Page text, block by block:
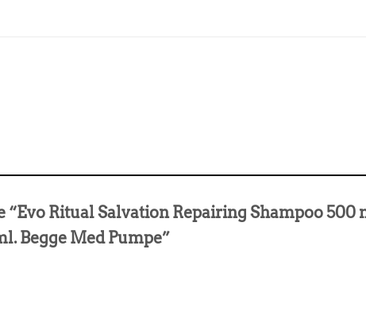
Ritual Salvation Repairing Shampoo 500
Begge Med Pumpe”